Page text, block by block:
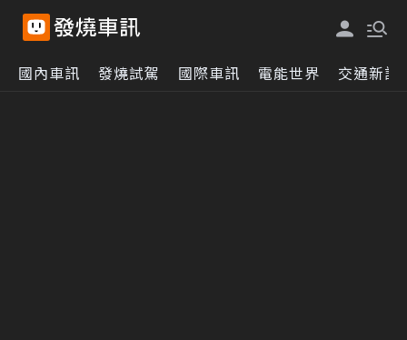
國內車訊 發燒試駕 國際車訊 電能世界 交通新訊